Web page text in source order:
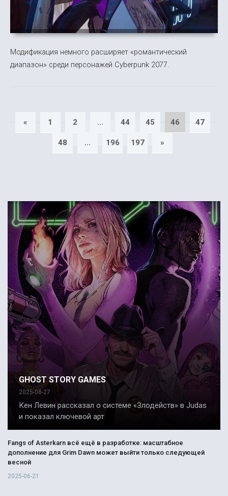
Модификация немного расширяет «романтический
диапазон» среди персонажей Cyberpunk 2077.
« 1 2 ... 44 45 46 47
48 ... 196 197 »
GHOST STORY GAMES
2025-08-27
Кен Левин рассказал о системе «Злодейств» в Judas
и показал ключевой арт
Fangs of Asterkarn всё ещё в разработке: масштабное
дополнение для Grim Dawn может выйти только следующей
весной
2025-06-21